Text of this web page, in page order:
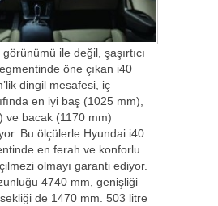
ile değil, şaşırtıcı
öne çıkan i40
dingil mesafesi, iç
en iyi baş (1025 mm),
ve bacak (1170 mm)
Bu ölçülerle Hyundai i40
en ferah ve konforlu
olmayı garanti ediyor.
4740 mm, genişliği
de 1470 mm. 503 litre